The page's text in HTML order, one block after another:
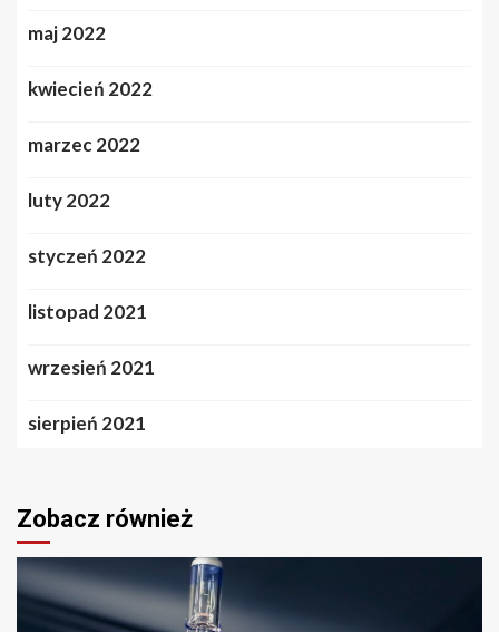
maj 2022
kwiecień 2022
marzec 2022
luty 2022
styczeń 2022
listopad 2021
wrzesień 2021
sierpień 2021
Zobacz również